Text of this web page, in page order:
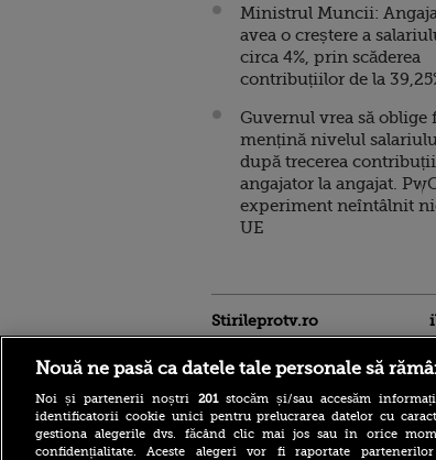
Ministrul Muncii:
avea o creștere a
circa 4%, prin scăderea
contribuțiilor de la
Guvernul vrea să oblige
mențină nivelul
după trecerea
angajator la angajat.
experiment neîntâlnit
UE
Stirileprotv.ro
Nouă ne pasă ca datele tale personale să
Noi și partenerii noștri 201stocăm și/sau accesăm
identificatorii cookie unici pentru prelucrarea datelor cu
gestiona alegerile dvs. făcând clic mai jos sau în orice
confidențialitate. Aceste alegeri vor fi raportate